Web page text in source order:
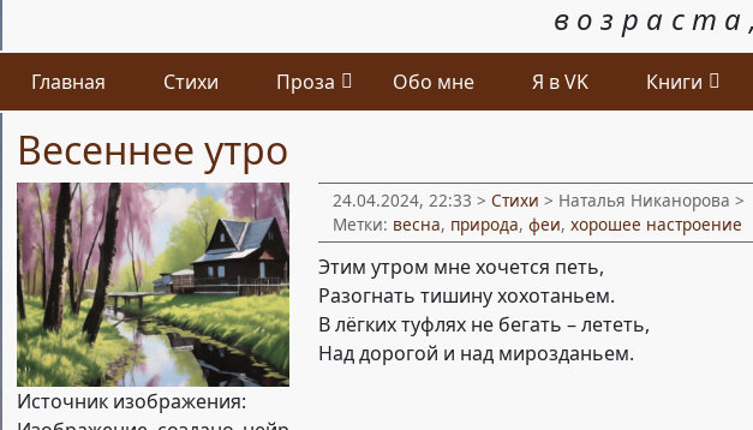
Главная Стихи Проза Обо мне Я в VK Книги
Весеннее утро
Источник изображения:
24.04.2024, 22:33 >Стихи > Наталья Никанорова >
Метки: весна, природа,феи,хорошее настроение
Этим утром мне хочется петь,
Разогнать тишину хохотаньем.
В лёгких туфлях не бегать – лететь,
Над дорогой и над мирозданьем.